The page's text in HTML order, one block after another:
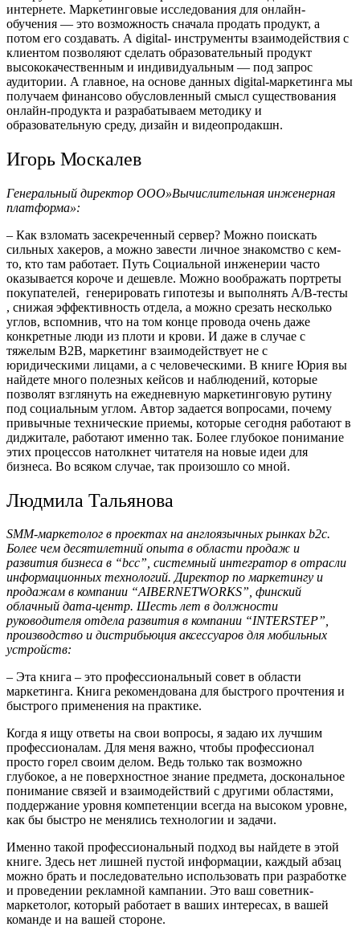
интернете. Маркетинговые исследования для онлайн-
обучения — это возможность сначала продать продукт, а
потом его создавать. А digital- инструменты взаимодействия с
клиентом позволяют сделать образовательный продукт
высококачественным и индивидуальным — под запрос
аудитории. А главное, на основе данных digital-маркетинга мы
получаем финансово обусловленный смысл существования
онлайн-продукта и разрабатываем методику и
образовательную среду, дизайн и видеопродакшн.
Игорь Москалев
Генеральный директор ООО»Вычислительная инженерная
платформа»:
– Как взломать засекреченный сервер? Можно поискать
сильных хакеров, а можно завести личное знакомство с кем-
то, кто там работает. Путь Социальной инженерии часто
оказывается короче и дешевле. Можно воображать портреты
покупателей, генерировать гипотезы и выполнять A/B-тесты
, снижая эффективность отдела, а можно срезать несколько
углов, вспомнив, что на том конце провода очень даже
конкретные люди из плоти и крови. И даже в случае с
тяжелым B2B, маркетинг взаимодействует не с
юридическими лицами, а с человеческими. В книге Юрия вы
найдете много полезных кейсов и наблюдений, которые
позволят взглянуть на ежедневную маркетинговую рутину
под социальным углом. Автор задается вопросами, почему
привычные технические приемы, которые сегодня работают в
диджитале, работают именно так. Более глубокое понимание
этих процессов натолкнет читателя на новые идеи для
бизнеса. Во всяком случае, так произошло со мной.
Людмила Тальянова
SMM-маркетолог в проектах на англоязычных рынках b2c.
Более чем десятилетний опыта в области продаж и
развития бизнеса в “bcc”, системный интегратор в отрасли
информационных технологий. Директор по маркетингу и
продажам в компании “AIBERNETWORKS”, финский
облачный дата-центр. Шесть лет в должности
руководителя отдела развития в компании “INTERSTEP”,
производство и дистрибьюция аксессуаров для мобильных
устройств:
– Эта книга – это профессиональный совет в области
маркетинга. Книга рекомендована для быстрого прочтения и
быстрого применения на практике.
Когда я ищу ответы на свои вопросы, я задаю их лучшим
профессионалам. Для меня важно, чтобы профессионал
просто горел своим делом. Ведь только так возможно
глубокое, а не поверхностное знание предмета, доскональное
понимание связей и взаимодействий с другими областями,
поддержание уровня компетенции всегда на высоком уровне,
как бы быстро не менялись технологии и задачи.
Именно такой профессиональный подход вы найдете в этой
книге. Здесь нет лишней пустой информации, каждый абзац
можно брать и последовательно использовать при разработке
и проведении рекламной кампании. Это ваш советник-
маркетолог, который работает в ваших интересах, в вашей
команде и на вашей стороне.